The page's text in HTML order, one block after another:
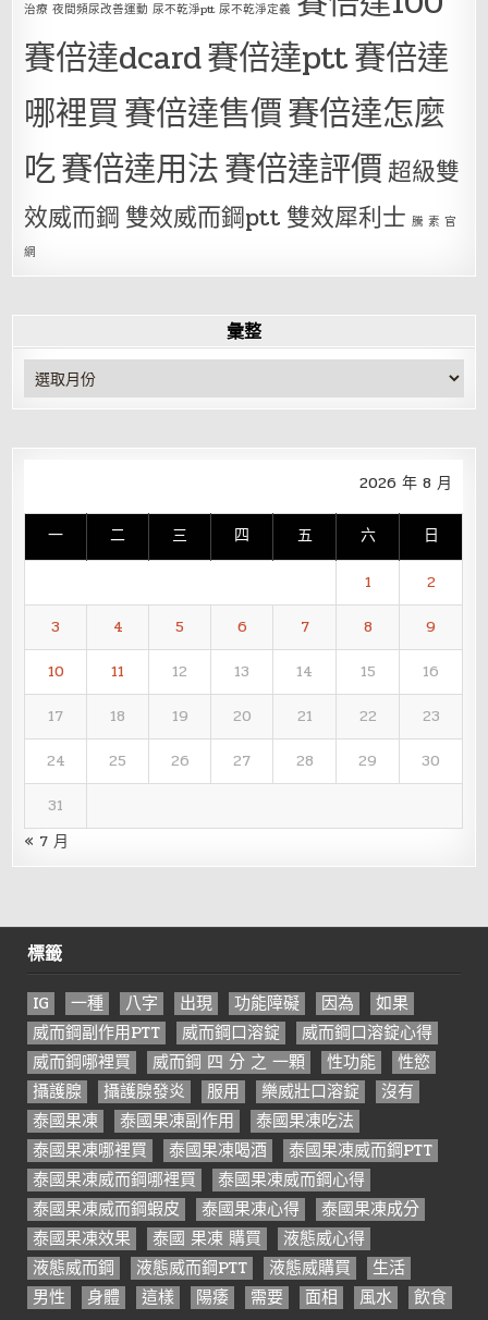
治療 夜間頻尿改善運動 尿不乾淨ptt 尿不乾淨定義
賽倍達dcard賽倍達ptt賽倍達
哪裡買賽倍達售價賽倍達怎麼
吃賽倍達用法賽倍達評價超級雙
效威而鋼 雙效威而鋼ptt 雙效犀利士 騰 素 官
網
彙整
彙
整
2026 年 8 月
一 二 三 四 五 六 日
1
2
3
4 5 6 7 8
9
10
11 12 13 14 15
16
17
18 19 20 21 22
23
24
25 26 27 28 29
30
31
« 7 月
標籤
IG 一種 八字 出現 功能障礙 因為
如果
威而鋼副作用PTT
威而鋼口溶錠
威而鋼口溶錠心得
威而鋼哪裡買
威而鋼 四 分 之 一顆 性功能
性慾
攝護腺
攝護腺發炎 服用 樂威壯口溶錠
沒有
泰國果凍
泰國果凍副作用
泰國果凍吃法
泰國果凍哪裡買
泰國果凍喝酒
泰國果凍威而鋼PTT
泰國果凍威而鋼哪裡買
泰國果凍威而鋼心得
泰國果凍威而鋼蝦皮
泰國果凍心得
泰國果凍成分
泰國果凍效果
泰國 果凍 購買
液態威心得
液態威而鋼
液態威而鋼PTT 液態威購買
生活
男性
身體 這樣 陽痿 需要 面相 風水 飲食